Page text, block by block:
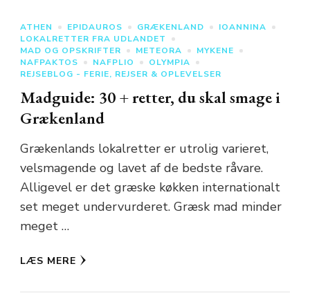
ATHEN EPIDAUROS GRÆKENLAND
IOANNINA
LOKALRETTER FRA UDLANDET
MAD OG OPSKRIFTER
METEORA
MYKENE
NAFPAKTOS
NAFPLIO
OLYMPIA
REJSEBLOG - FERIE, REJSER & OPLEVELSER
Madguide: 30 + retter, du skal smage i
Grækenland
Grækenlands lokalretter er utrolig varieret,
velsmagende og lavet af de bedste råvare.
Alligevel er det græske køkken internationalt
set meget undervurderet. Græsk mad minder
meget …
LÆS MERE